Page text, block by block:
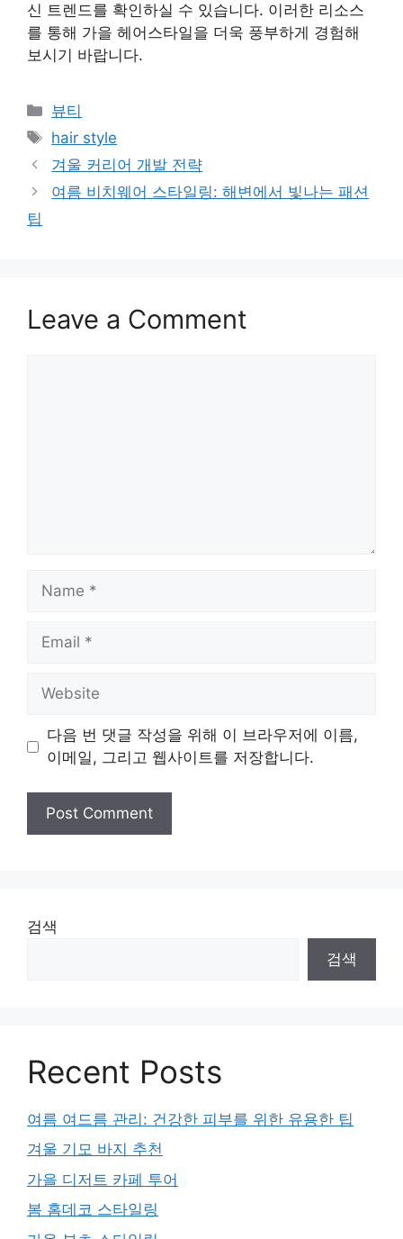
신 트렌드를 확인하실 수 있습니다. 이러한 리소스
를 통해 가을 헤어스타일을 더욱 풍부하게 경험해
보시기 바랍니다.
Categories
뷰티
Tags
hair style
겨울 커리어 개발 전략
여름 비치웨어 스타일링: 해변에서 빛나는 패션
팁
Leave a Comment
Name
Email
Website
다음 번 댓글 작성을 위해 이 브라우저에 이름,
이메일, 그리고 웹사이트를 저장합니다.
검색
검색
Recent Posts
여름 여드름 관리: 건강한 피부를 위한 유용한 팁
겨울 기모 바지 추천
가을 디저트 카페 투어
봄 홈데코 스타일링